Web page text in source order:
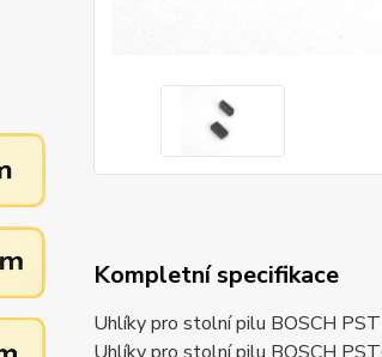
Kompletní specifikace
Uhlíky pro stolní pilu BOSCH